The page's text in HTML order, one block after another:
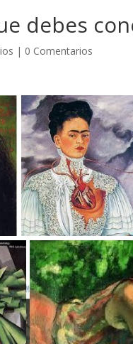
debes
| 0 Comentarios